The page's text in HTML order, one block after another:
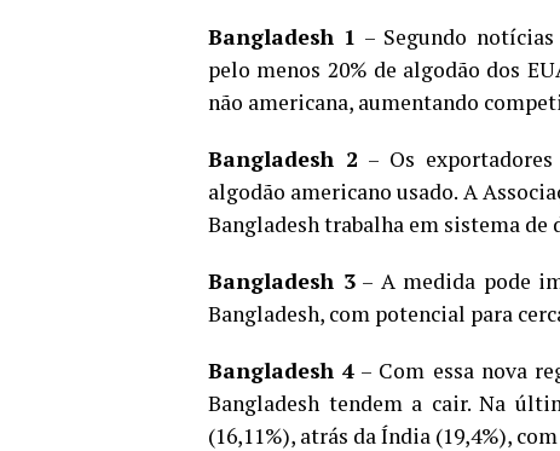
Bangladesh 1 – Segundo
pelo menos 20% de algodão dos
não americana, aumentando
Bangladesh 2 – Os
algodão americano usado. A
Bangladesh trabalha em sistema de
Bangladesh 3– A medida pode
Bangladesh, com potencial para
Bangladesh 4 – Com essa nova
Bangladesh tendem a cair. Na
(16,11%), atrás da Índia (19,4%),